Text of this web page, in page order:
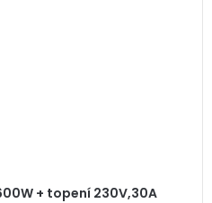
+ topení 230V,30A